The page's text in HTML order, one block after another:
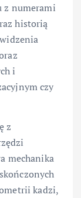
z numerami
historią
i
czy
z
mechanika
kadzi,